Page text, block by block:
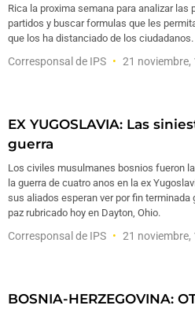
Rica la proxima semana para analizar las
partidos y buscar formulas que les
que los ha distanciado de los ciudadanos.
Corresponsal de IPS 21 noviembre,
EX YUGOSLAVIA: Las
guerra
Los civiles musulmanes bosnios fueron
la guerra de cuatro anos en la ex
sus aliados esperan ver por fin terminada
paz rubricado hoy en Dayton, Ohio.
Corresponsal de IPS 21 noviembre,
BOSNIA-HERZEGOVINA: